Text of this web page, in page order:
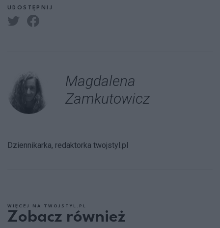
UDOSTĘPNIJ
Magdalena
Zamkutowicz
Dziennikarka, redaktorka twojstyl.pl
WIĘCEJ NA TWOJSTYL.PL
Zobacz również